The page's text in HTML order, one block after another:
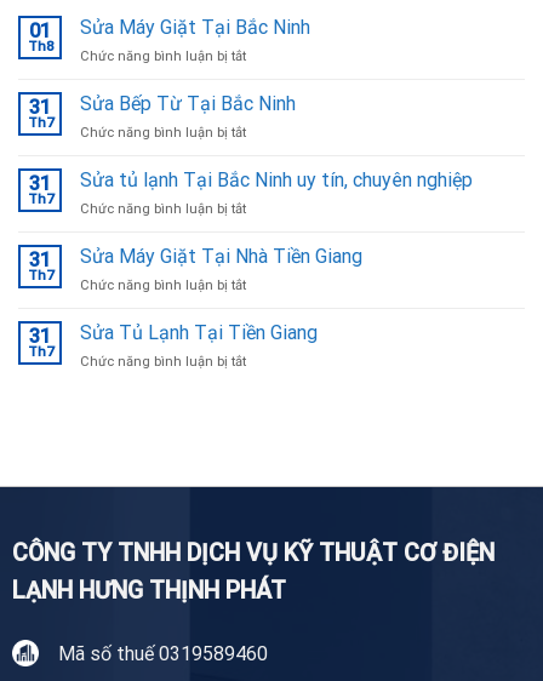
01
Th8
Sửa Máy Giặt Tại Bắc Ninh
Chức năng bình luận bị tắtở
Máy
Tại
Ninh
31
Th7
Sửa Bếp Từ Tại Bắc Ninh
Chức năng bình luận bị tắtở
Bếp
Tại
Ninh
31
Th7
Sửa tủ lạnh Tại Bắc Ninh uy tín, chuyên nghiệp
Chức năng bình luận bị tắtở
tủ
Tại
Ninh
31
Th7
Sửa Máy Giặt Tại Nhà Tiền Giang
Chức năng bình luận bị tắtở
Máy
Giặt
Tại
31
Th7
Sửa Tủ Lạnh Tại Tiền Giang
Chức năng bình luận bị tắtở
Giang
CÔNG TY TNHH DỊCH VỤ KỸ THUẬT CƠ ĐIỆN
LẠNH HƯNG THỊNH PHÁT
Mã số thuế 0319589460